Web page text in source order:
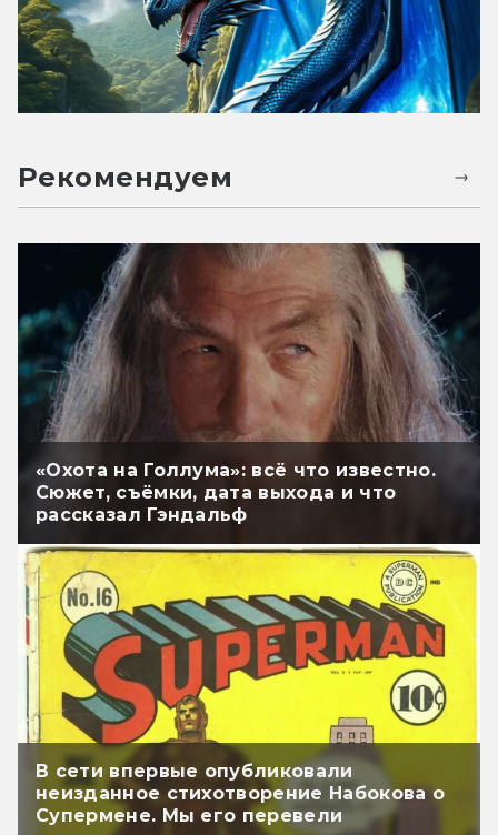
Рекомендуем
«Охота на Голлума»: всё что известно.
Сюжет, съёмки, дата выхода и что
рассказал Гэндальф
В сети впервые опубликовали
неизданное стихотворение Набокова о
Супермене. Мы его перевели